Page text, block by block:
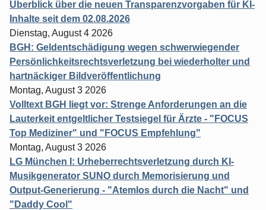
Überblick über die neuen Transparenzvorgaben für KI-
Inhalte seit dem 02.08.2026
Dienstag, August 4 2026
BGH: Geldentschädigung wegen schwerwiegender
Persönlichkeitsrechtsverletzung bei wiederholter und
hartnäckiger Bildveröffentlichung
Montag, August 3 2026
Volltext BGH liegt vor: Strenge Anforderungen an die
Lauterkeit entgeltlicher Testsiegel für Ärzte - "FOCUS
Top Mediziner" und "FOCUS Empfehlung"
Montag, August 3 2026
LG München I: Urheberrechtsverletzung durch KI-
Musikgenerator SUNO durch Memorisierung und
Output-Generierung - "Atemlos durch die Nacht" und
"Daddy Cool"